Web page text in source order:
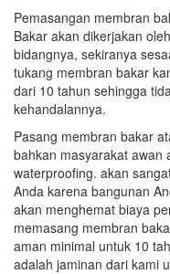
Pemasangan membran
Bakar akan dikerjakan
bidangnya, sekiranya
tukang membran bakar
dari 10 tahun sehingga
kehandalannya.
Pasang membran bakar
bahkan masyarakat awan
waterproofing. akan
Anda karena bangunan
akan menghemat biaya
memasang membran
aman minimal untuk 10
adalah jaminan dari kami